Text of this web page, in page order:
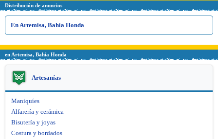
Distribución de anuncios
En Artemisa, Bahía Honda
en Artemisa, Bahía Honda
Artesanías
Maniquíes
Alfarería y cerámica
Bisutería y joyas
Costura y bordados